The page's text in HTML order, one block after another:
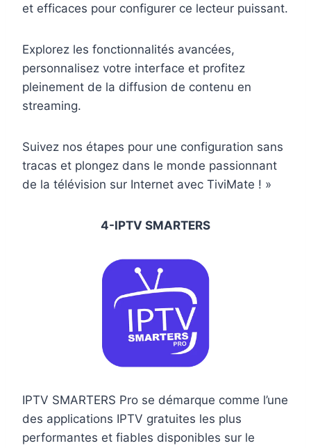
et efficaces pour configurer ce lecteur puissant.
Explorez les fonctionnalités avancées,
personnalisez votre interface et profitez
pleinement de la diffusion de contenu en
streaming.
Suivez nos étapes pour une configuration sans
tracas et plongez dans le monde passionnant
de la télévision sur Internet avec TiviMate ! »
4-IPTV SMARTERS
IPTV SMARTERS Pro se démarque comme l’une
des applications IPTV gratuites les plus
performantes et fiables disponibles sur le